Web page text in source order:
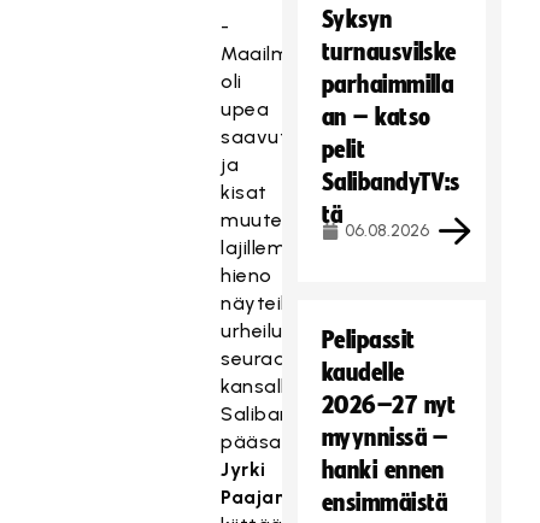
-
Maailmanmestaruus
oli
upea
saavutus
ja
kisat
muutenkin
lajillemme
hieno
näyteikkuna
urheilua
seuraavalle
kansalle,
Salibandyliiton
pääsarjapäällikkö
Jyrki
Paajanen
Syksyn
turnausvilske
parhaimmilla
an – katso
pelit
SalibandyTV:s
tä
06.08.2026
Pelipassit
kaudelle
2026–27 nyt
myynnissä –
hanki ennen
ensimmäistä